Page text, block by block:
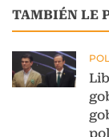
TAMBIÉN LE